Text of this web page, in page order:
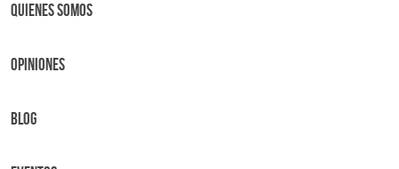
Quienes Somos
OPINIONES
BLOG